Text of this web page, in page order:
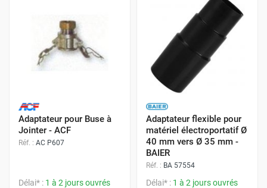
Adaptateur pour Buse à
Jointer - ACF
Réf. : AC P607
Délai* : 1 à 2 jours ouvrés
Adaptateur flexible pour
matériel électroportatif Ø
40 mm vers Ø 35 mm -
BAIER
Réf. : BA 57554
Délai* : 1 à 2 jours ouvrés